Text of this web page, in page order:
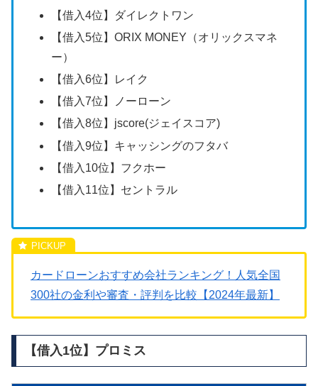
【借入4位】ダイレクトワン
【借入5位】ORIX MONEY（オリックスマネ
ー）
【借入6位】レイク
【借入7位】ノーローン
【借入8位】jscore(ジェイスコア)
【借入9位】キャッシングのフタバ
【借入10位】フクホー
【借入11位】セントラル
カードローンおすすめ会社ランキング！人気全国
300社の金利や審査・評判を比較【2024年最新】
【借入1位】プロミス